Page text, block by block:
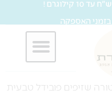
בזמני האספקה
שזיפים פובידל טבעית